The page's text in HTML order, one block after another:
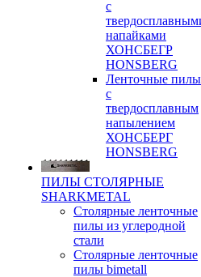
с
напайками
ХОНСБЕГР
HONSBERG
Ленточные пилы
с
твердосплавным
напылением
ХОНСБЕРГ
HONSBERG
ПИЛЫ СТОЛЯРНЫЕ
SHARKMETAL
Столярные ленточные
пилы из углеродной
стали
Столярные ленточные
пилы bimetall